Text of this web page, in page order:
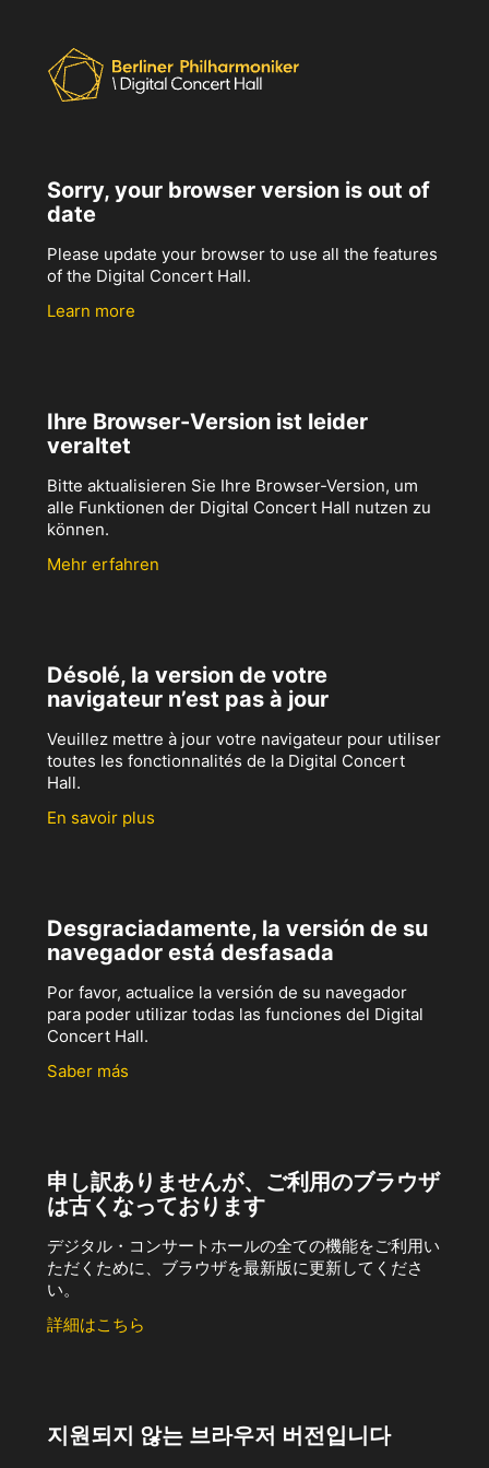
Sorry, your browser version is out of
date
Please update your browser to use all the features
of the Digital Concert Hall.
Learn more
Ihre Browser-Version ist leider
veraltet
Bitte aktualisieren Sie Ihre Browser-Version, um
alle Funktionen der Digital Concert Hall nutzen zu
können.
Mehr erfahren
Désolé, la version de votre
navigateur n’est pas à jour
Veuillez mettre à jour votre navigateur pour utiliser
toutes les fonctionnalités de la Digital Concert
Hall.
En savoir plus
Desgraciadamente, la versión de su
navegador está desfasada
Por favor, actualice la versión de su navegador
para poder utilizar todas las funciones del Digital
Concert Hall.
Saber más
申し訳ありませんが、ご利用のブラウザ
は古くなっております
デジタル・コンサートホールの全ての機能をご利用い
ただくために、ブラウザを最新版に更新してくださ
い。
詳細はこちら
지원되지 않는 브라우저 버전입니다